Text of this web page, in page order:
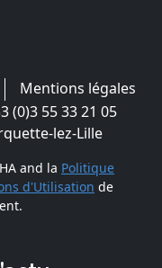
Mentions légales
(0)3 55 33 21 05
lez-Lille
and la Politique
d'Utilisation de